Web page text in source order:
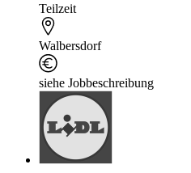
Teilzeit
Walbersdorf
siehe Jobbeschreibung